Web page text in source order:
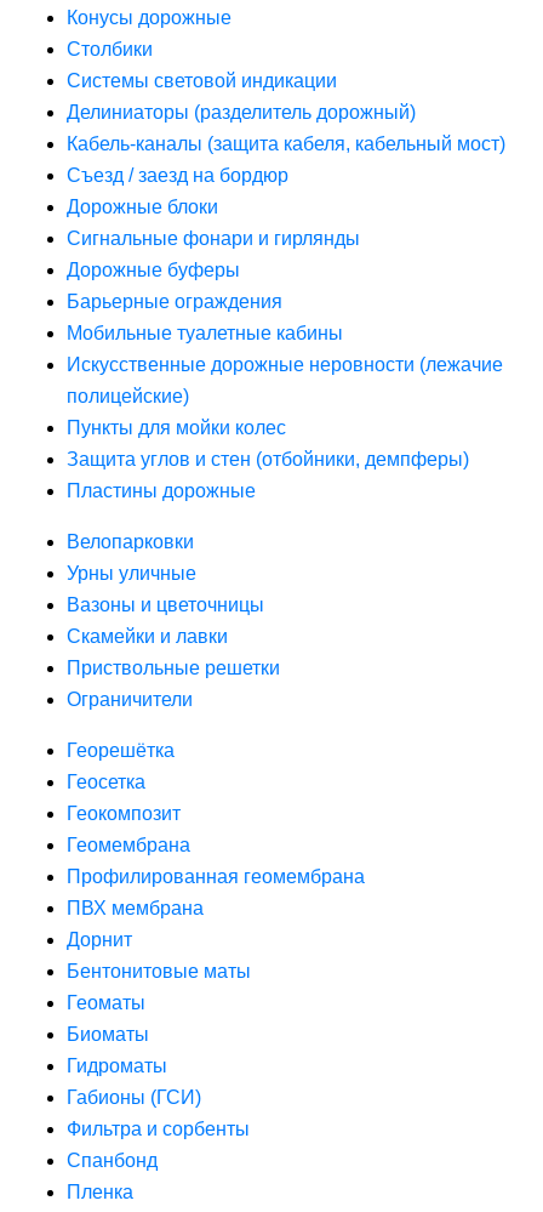
Конусы дорожные
Столбики
Системы световой индикации
Делиниаторы (разделитель дорожный)
Кабель-каналы (защита кабеля, кабельный мост)
Съезд / заезд на бордюр
Дорожные блоки
Сигнальные фонари и гирлянды
Дорожные буферы
Барьерные ограждения
Мобильные туалетные кабины
Искусственные дорожные неровности (лежачие
полицейские)
Пункты для мойки колес
Защита углов и стен (отбойники, демпферы)
Пластины дорожные
Велопарковки
Урны уличные
Вазоны и цветочницы
Скамейки и лавки
Приствольные решетки
Ограничители
Георешётка
Геосетка
Геокомпозит
Геомембрана
Профилированная геомембрана
ПВХ мембрана
Дорнит
Бентонитовые маты
Геоматы
Биоматы
Гидроматы
Габионы (ГСИ)
Фильтра и сорбенты
Спанбонд
Пленка